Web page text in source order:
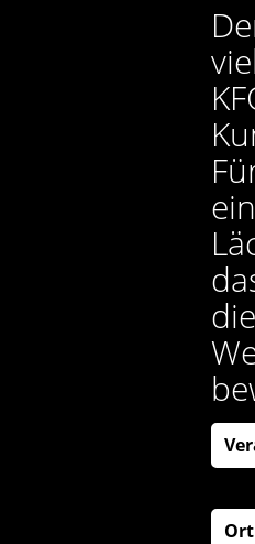
ein
die